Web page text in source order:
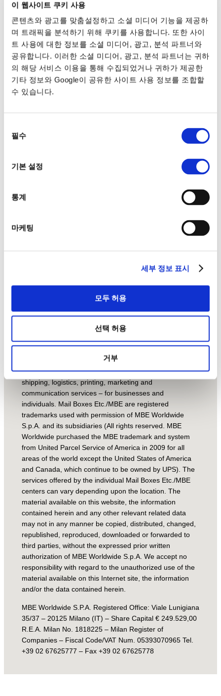
이 웹사이트 쿠키 사용
콘텐츠와 광고를 맞춤설정하고 소셜 미디어 기능을 제공하
며 트래픽을 분석하기 위해 쿠키를 사용합니다. 또한 사이
트 사용에 대한 정보를 소셜 미디어, 광고, 분석 파트너와
공유합니다. 이러한 소셜 미디어, 광고, 분석 파트너는 귀하
의 해당 서비스 이용을 통해 수집되었거나 귀하가 제공한
기타 정보와 Google이 공유한 사이트 사용 정보를 조합할
수 있습니다.
필수
기본 설정
통계
마케팅
세부 정보 표시
모두 허용
선택 허용
거부
동의합니다
동의하지 않습니다
더 자세한 정보는 상기 개인 정보 보호 고지서의 3, lit. c.
항에 언급되어 있습니다.
CAPTCHA
Our stories
Group Site
Handcrafted with love by
© Mail Boxes Etc.2021 – Mail Boxes Etc./MBE
territories and centers are operated by independent
Mail Boxes Etc./MBE. Through the franchise network,
Mail Boxes Etc./MBE provide support services – mainly
shipping, logistics, printing, marketing and
communication services – for businesses and
individuals. Mail Boxes Etc./MBE are registered
trademarks used with permission of MBE Worldwide
S.p.A. and its subsidiaries (All rights reserved. MBE
Worldwide purchased the MBE trademark and system
from United Parcel Service of America in 2009 for all
areas of the world except the United States of America
and Canada, which continue to be owned by UPS). The
services offered by the individual Mail Boxes Etc./MBE
centers can vary depending upon the location. The
material available on this website, the information
contained herein and any other relevant related data
may not in any manner be copied, distributed, changed,
republished, reproduced, downloaded or forwarded to
third parties, without the expressed prior written
authorization of MBE Worldwide S.p.A. We accept no
responsibility with regard to the unauthorized use of the
material available on this Internet site, the information
and/or the data contained herein.
MBE Worldwide S.P.A. Registered Office: Viale Lunigiana
35/37 – 20125 Milano (IT) – Share Capital € 249.529,00
R.E.A. Milan No. 1818225 – Milan Register of
Companies – Fiscal Code/VAT Num. 05393070965 Tel.
+39 02 67625777 – Fax +39 02 67625778